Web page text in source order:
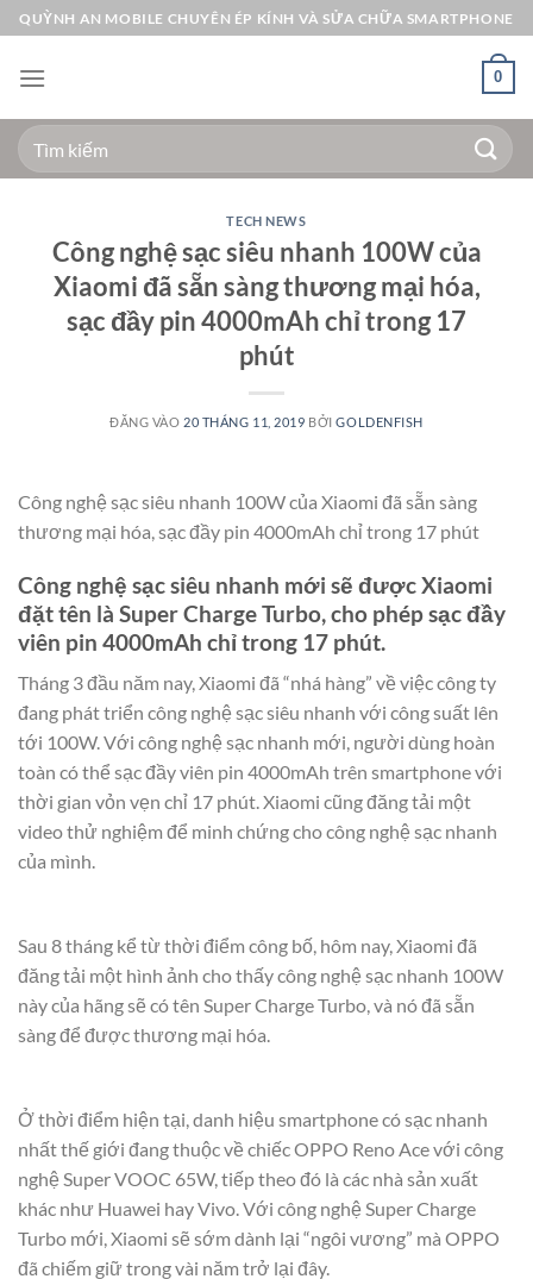
Bỏ
qua
nội
QUỲNH AN MOBILE CHUYÊN ÉP KÍNH VÀ SỬA CHỮA SMARTPHONE
0
Tìm
kiếm:
TECH NEWS
Công nghệ sạc siêu nhanh 100W của
Xiaomi đã sẵn sàng thương mại hóa,
sạc đầy pin 4000mAh chỉ trong 17
phút
ĐĂNG VÀO 20 THÁNG 11, 2019 BỞIGOLDENFISH
Công nghệ sạc siêu nhanh 100W của Xiaomi đã sẵn sàng
thương mại hóa, sạc đầy pin 4000mAh chỉ trong 17 phút
Công nghệ sạc siêu nhanh mới sẽ được Xiaomi
đặt tên là Super Charge Turbo, cho phép sạc đầy
viên pin 4000mAh chỉ trong 17 phút.
Tháng 3 đầu năm nay, Xiaomi đã “nhá hàng” về việc công ty
đang phát triển công nghệ sạc siêu nhanh với công suất lên
tới 100W. Với công nghệ sạc nhanh mới, người dùng hoàn
toàn có thể sạc đầy viên pin 4000mAh trên smartphone với
thời gian vỏn vẹn chỉ 17 phút. Xiaomi cũng đăng tải một
video thử nghiệm để minh chứng cho công nghệ sạc nhanh
của mình.
Sau 8 tháng kể từ thời điểm công bố, hôm nay, Xiaomi đã
đăng tải một hình ảnh cho thấy công nghệ sạc nhanh 100W
này của hãng sẽ có tên Super Charge Turbo, và nó đã sẵn
sàng để được thương mại hóa.
Ở thời điểm hiện tại, danh hiệu smartphone có sạc nhanh
nhất thế giới đang thuộc về chiếc OPPO Reno Ace với công
nghệ Super VOOC 65W, tiếp theo đó là các nhà sản xuất
khác như Huawei hay Vivo. Với công nghệ Super Charge
Turbo mới, Xiaomi sẽ sớm dành lại “ngôi vương” mà OPPO
đã chiếm giữ trong vài năm trở lại đây.